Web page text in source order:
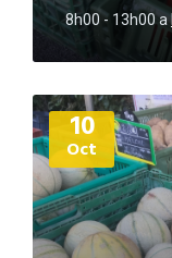
8h00 - 13h00a
10
Oct
Plus
d'informations